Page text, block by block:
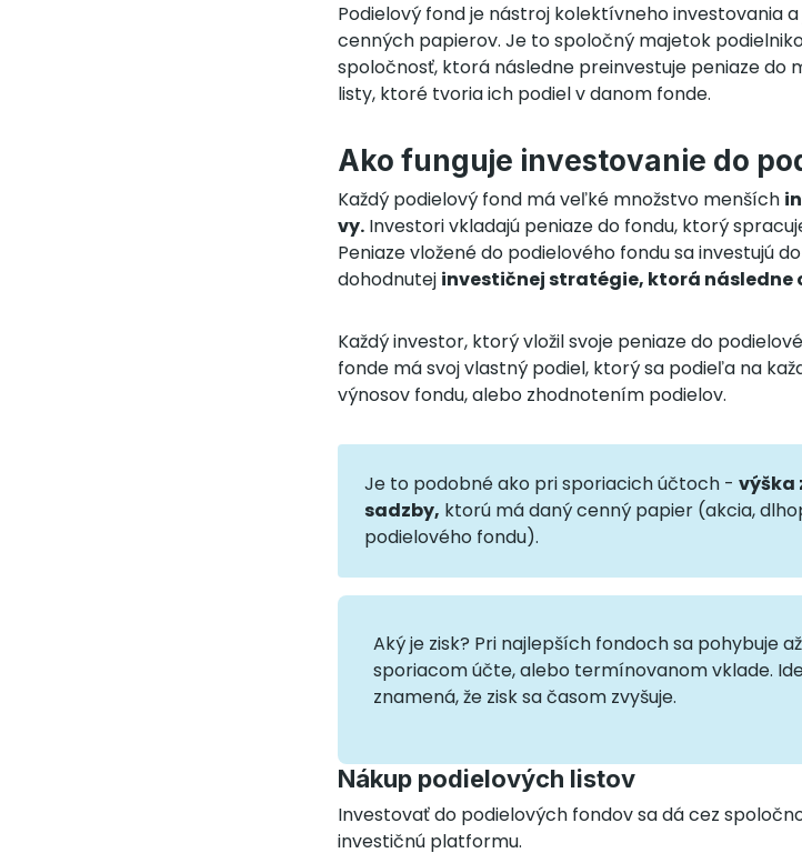
Podielový fond je nástroj kolektívneho investovania
cenných papierov. Je to spoločný majetok
spoločnosť, ktorá následne preinvestuje peniaze do
listy, ktoré tvoria ich podiel v danom fonde.
Ako funguje investovanie do
Každý podielový fond má veľké množstvo menších
vy. Investori vkladajú peniaze do fondu, ktorý
Peniaze vložené do podielového fondu sa investujú
dohodnutej investičnej stratégie, ktorá následne
Každý investor, ktorý vložil svoje peniaze do
fonde má svoj vlastný podiel, ktorý sa podieľa na
výnosov fondu, alebo zhodnotením podielov.
Je to podobné ako pri sporiacich účtoch - výška
sadzby, ktorú má daný cenný papier (akcia,
podielového fondu).
Aký je zisk? Pri najlepších fondoch sa pohybuje
sporiacom účte, alebo termínovanom vklade.
znamená, že zisk sa časom zvyšuje.
Nákup podielových listov
Investovať do podielových fondov sa dá cez
investičnú platformu.